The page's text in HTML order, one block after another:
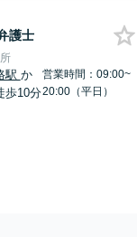
護士
駅 か
歩10分
営業時間：09:00~
20:00（平日）